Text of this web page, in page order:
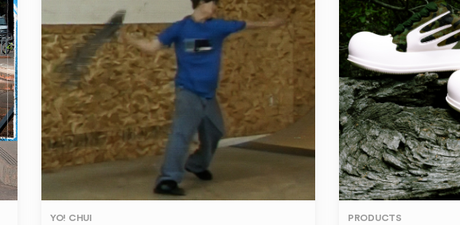
YO! CHUI PRODUCTS